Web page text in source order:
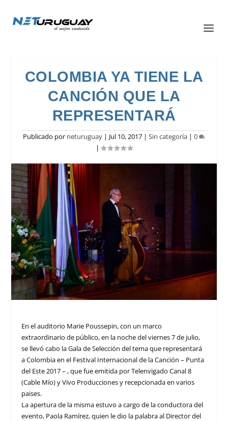
COLOMBIA YA TIENE LA
CANCIÓN QUE LA
REPRESENTARÁ
Publicado por neturuguay | Jul 10, 2017 | Sin categoría | 0
|
En el auditorio Marie Poussepin, con un marco
extraordinario de público, en la noche del viernes 7 de julio,
se llevó cabo la Gala de Selección del tema que representará
a Colombia en el Festival Internacional de la Canción – Punta
del Este 2017 – , que fue emitida por Telenvigado Canal 8
(Cable Mío) y Vivo Producciones y recepcionada en varios
paises.
La apertura de la misma estuvo a cargo de la conductora del
evento, Paola Ramírez, quien le dio la palabra al Director del